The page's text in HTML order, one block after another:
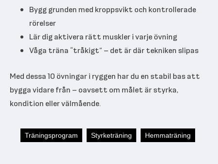
Bygg grunden med kroppsvikt och kontrollerade
rörelser
Lär dig aktivera rätt muskler i varje övning
Våga träna “tråkigt” – det är där tekniken slipas
Med dessa 10 övningar i ryggen har du en stabil bas att
bygga vidare från – oavsett om målet är styrka,
kondition eller välmående.
Träningsprogram Styrketräning Hemmaträning